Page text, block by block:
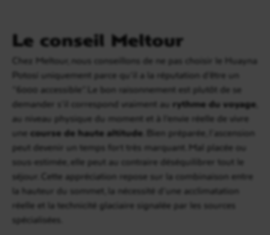
Le conseil Meltour
Chez Meltour, nous conseillons de ne pas choisir le Huayna
Potosí uniquement parce qu’il a la réputation d’être un
“6000 accessible”. Le bon raisonnement est plutôt de se
demander s’il correspond vraiment au rythme du voyage
au niveau physique du moment et à l’envie réelle de vivre
une course de haute altitude . Bien préparée, l’ascension
peut devenir un temps fort très marquant. Mal placée ou
sous-estimée, elle peut au contraire déséquilibrer tout le
séjour. Cette appréciation repose sur la combinaison entre
la hauteur du sommet, la nécessité d’une acclimatation
réelle et la technicité glaciaire signalée par les sources
spécialisées.